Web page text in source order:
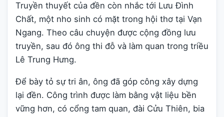
Truyền thuyết của đền còn nhắc tới Lưu Đình
Chất, một nho sinh có mặt trong hội thơ tại Vạn
Ngang. Theo câu chuyện được cộng đồng lưu
truyền, sau đó ông thi đỗ và làm quan trong triều
Lê Trung Hưng.
Để bày tỏ sự tri ân, ông đã góp công xây dựng
lại đền. Công trình được làm bằng vật liệu bền
vững hơn, có cổng tam quan, đài Cửu Thiên, bia